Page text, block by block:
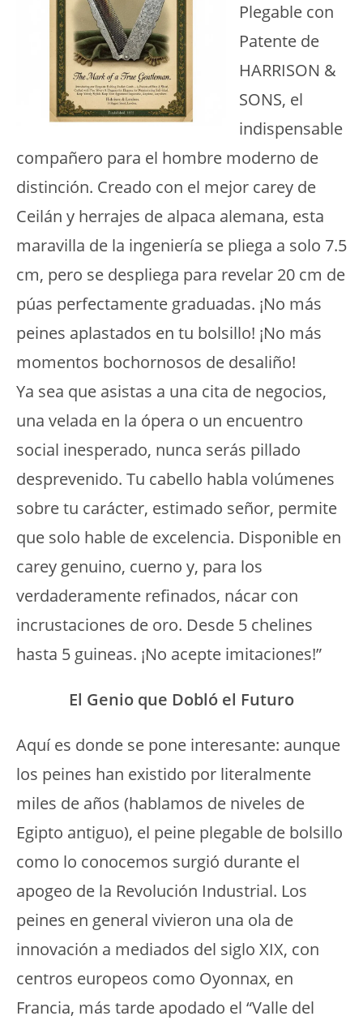
Plegable con
Patente de
HARRISON &
SONS, el
indispensable
compañero para el hombre moderno de
distinción. Creado con el mejor carey de
Ceilán y herrajes de alpaca alemana, esta
maravilla de la ingeniería se pliega a solo 7.5
cm, pero se despliega para revelar 20 cm de
púas perfectamente graduadas. ¡No más
peines aplastados en tu bolsillo! ¡No más
momentos bochornosos de desaliño!
Ya sea que asistas a una cita de negocios,
una velada en la ópera o un encuentro
social inesperado, nunca serás pillado
desprevenido. Tu cabello habla volúmenes
sobre tu carácter, estimado señor, permite
que solo hable de excelencia. Disponible en
carey genuino, cuerno y, para los
verdaderamente refinados, nácar con
incrustaciones de oro. Desde 5 chelines
hasta 5 guineas. ¡No acepte imitaciones!”
El Genio que Dobló el Futuro
Aquí es donde se pone interesante: aunque
los peines han existido por literalmente
miles de años (hablamos de niveles de
Egipto antiguo), el peine plegable de bolsillo
como lo conocemos surgió durante el
apogeo de la Revolución Industrial. Los
peines en general vivieron una ola de
innovación a mediados del siglo XIX, con
centros europeos como Oyonnax, en
Francia, más tarde apodado el “Valle del